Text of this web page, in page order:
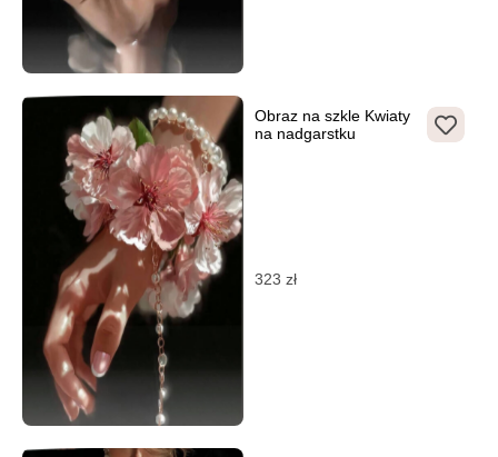
Obraz na szkle Kwiaty
na nadgarstku
323 zł